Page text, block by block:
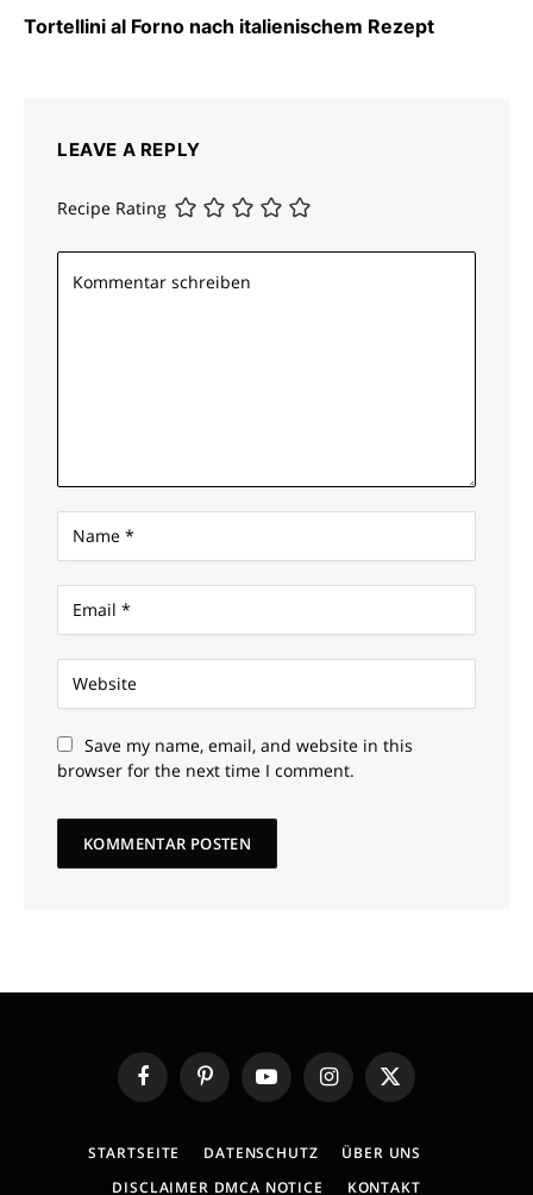
Tortellini al Forno nach italienischem Rezept
LEAVE A REPLY
Recipe Rating
Save my name, email, and website in this
browser for the next time I comment.
FacebookPinterestYouTubeInstagram
X
(Twitter)
STARTSEITE DATENSCHUTZ
ÜBER UNS
DISCLAIMER DMCA NOTICE
KONTAKT